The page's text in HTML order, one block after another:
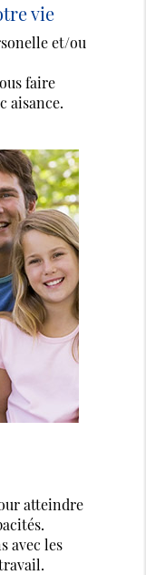
vie
et/ou
faire
aisance.
atteindre
avec les